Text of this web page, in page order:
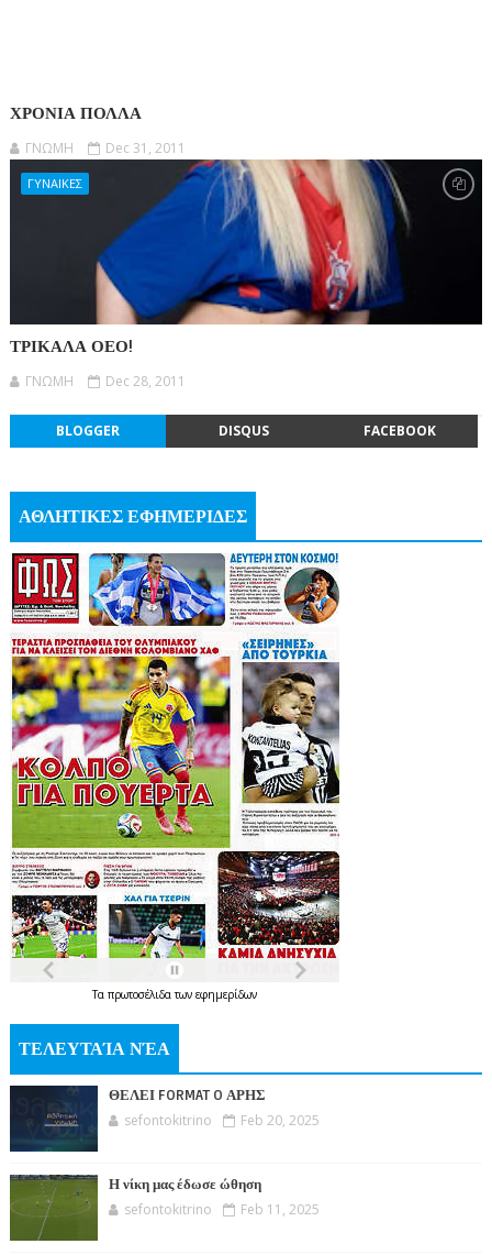
ΧΡΟΝΙΑ ΠΟΛΛΑ
ΓΝΩΜΗ Dec 31, 2011
ΓΥΝΑΙΚΕΣ
ΤΡΙΚΑΛΑ ΟΕΟ!
ΓΝΩΜΗ Dec 28, 2011
BLOGGER DISQUS FACEBOOK
ΑΘΛΗΤΙΚΕΣ ΕΦΗΜΕΡΙΔΕΣ
Τα πρωτοσέλιδατων εφημερίδων
ΤΕΛΕΥΤΑΊΑ ΝΈΑ
ΘΕΛΕΙ FORMAT O ΑΡΗΣ
sefontokitrino Feb 20, 2025
Η νίκη μας έδωσε ώθηση
sefontokitrino Feb 11, 2025